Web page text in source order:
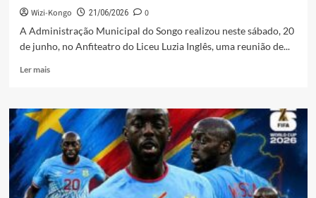
Wizi-Kongo 21/06/2026
0
A Administração Municipal do Songo realizou neste sábado, 20
de junho, no Anfiteatro do Liceu Luzia Inglês, uma reunião de...
Ler maisLeia
ADMINISTRAÇÃO
MUNICIPAL
DO
SONGO
AUSCULTA
FILHOS,
AMIGOS